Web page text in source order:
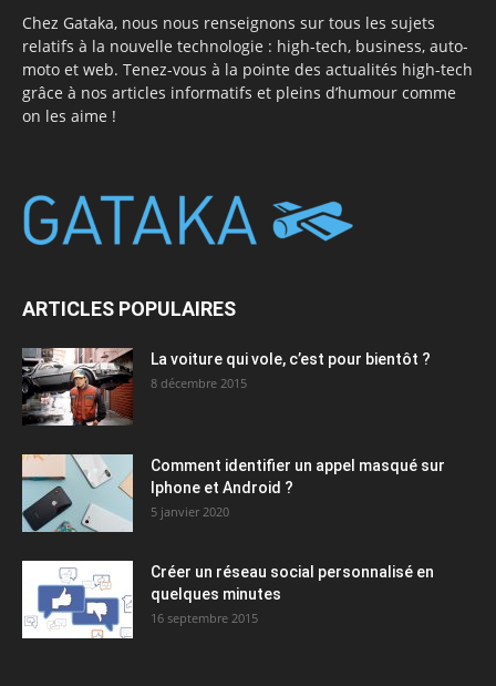
Chez Gataka, nous nous renseignons sur tous les sujets
relatifs à la nouvelle technologie : high-tech, business, auto-
moto et web. Tenez-vous à la pointe des actualités high-tech
grâce à nos articles informatifs et pleins d’humour comme
on les aime !
ARTICLES POPULAIRES
La voiture qui vole, c’est pour bientôt ?
8 décembre 2015
Comment identifier un appel masqué sur
Iphone et Android ?
5 janvier 2020
Créer un réseau social personnalisé en
quelques minutes
16 septembre 2015